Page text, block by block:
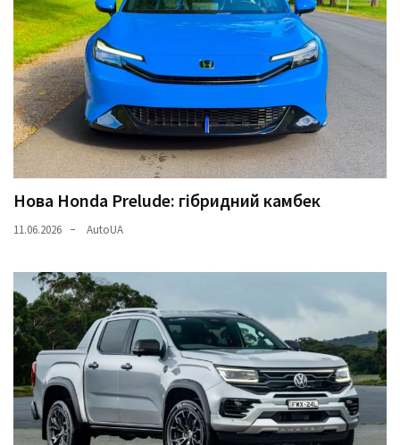
Нова Honda Prelude: гібридний камбек
11.06.2026 AutoUA